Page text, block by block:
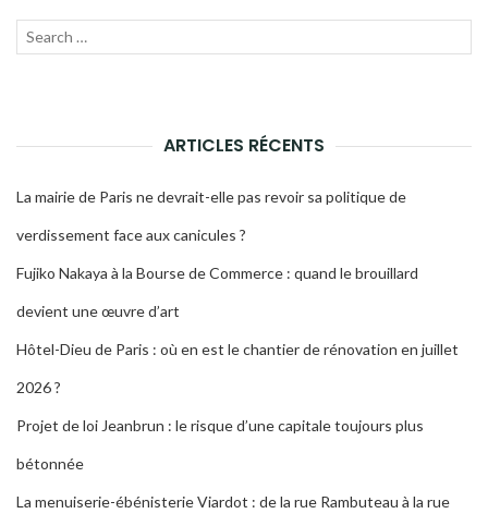
Recherche
ARTICLES RÉCENTS
La mairie de Paris ne devrait-elle pas revoir sa politique de
verdissement face aux canicules ?
Fujiko Nakaya à la Bourse de Commerce : quand le brouillard
devient une œuvre d’art
Hôtel-Dieu de Paris : où en est le chantier de rénovation en juillet
2026 ?
Projet de loi Jeanbrun : le risque d’une capitale toujours plus
bétonnée
La menuiserie-ébénisterie Viardot : de la rue Rambuteau à la rue